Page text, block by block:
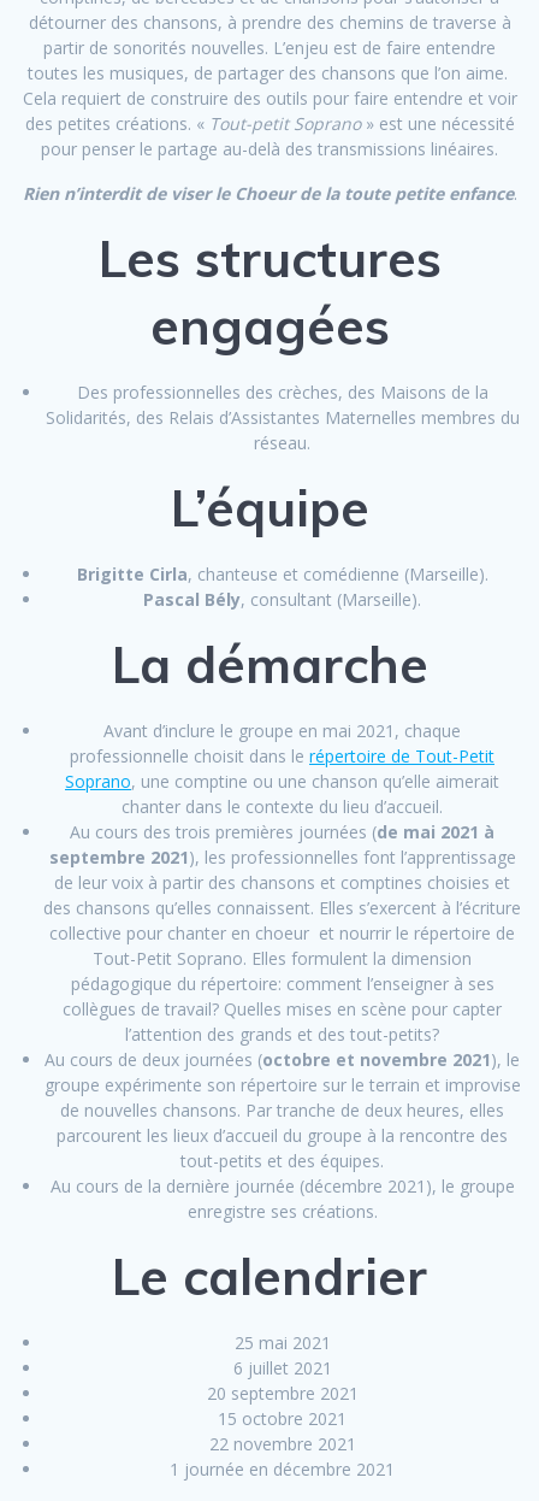
détourner des chansons, à prendre des chemins de traverse à
partir de sonorités nouvelles. L’enjeu est de faire entendre
toutes les musiques, de partager des chansons que l’on aime.
Cela requiert de construire des outils pour faire entendre et voir
des petites créations. « Tout-petit Soprano» est une nécessité
pour penser le partage au-delà des transmissions linéaires.
Rien n’interdit de viser le Choeur de la toute petite enfance.
Les structures
engagées
Des professionnelles des crèches, des Maisons de la
Solidarités, des Relais d’Assistantes Maternelles membres du
réseau.
L’équipe
Brigitte Cirla, chanteuse et comédienne (Marseille).
Pascal Bély, consultant (Marseille).
La démarche
Avant d’inclure le groupe en mai 2021, chaque
professionnelle choisit dans le répertoire de Tout-Petit
Soprano, une comptine ou une chanson qu’elle aimerait
chanter dans le contexte du lieu d’accueil.
Au cours des trois premières journées (de mai 2021 à
septembre 2021), les professionnelles font l’apprentissage
de leur voix à partir des chansons et comptines choisies et
des chansons qu’elles connaissent. Elles s’exercent à l’écriture
collective pour chanter en choeur et nourrir le répertoire de
Tout-Petit Soprano. Elles formulent la dimension
pédagogique du répertoire: comment l’enseigner à ses
collègues de travail? Quelles mises en scène pour capter
l’attention des grands et des tout-petits?
Au cours de deux journées (octobre et novembre 2021), le
groupe expérimente son répertoire sur le terrain et improvise
de nouvelles chansons. Par tranche de deux heures, elles
parcourent les lieux d’accueil du groupe à la rencontre des
tout-petits et des équipes.
Au cours de la dernière journée (décembre 2021), le groupe
enregistre ses créations.
Le calendrier
25 mai 2021
6 juillet 2021
20 septembre 2021
15 octobre 2021
22 novembre 2021
1 journée en décembre 2021